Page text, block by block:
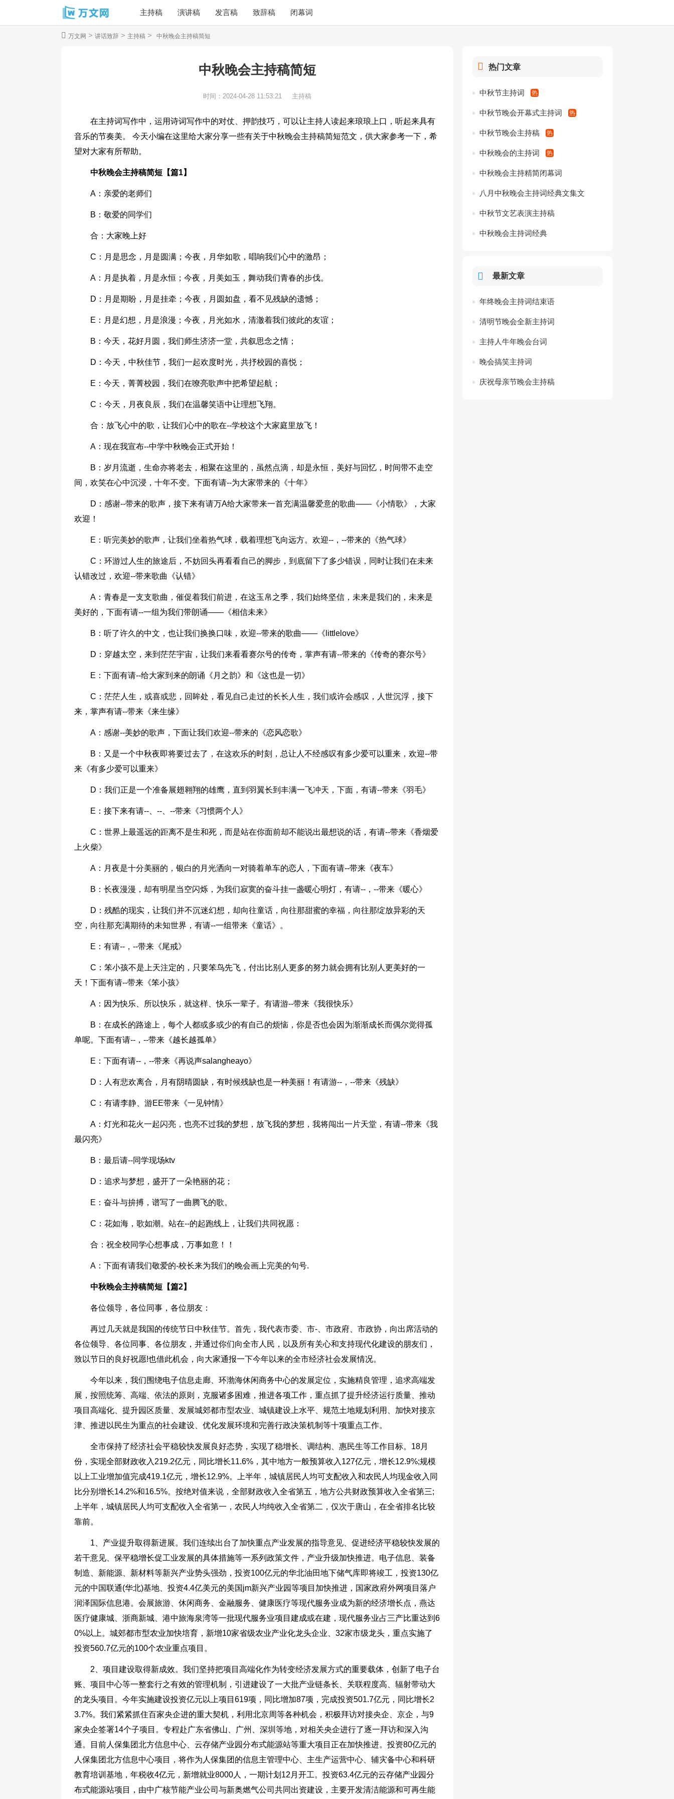
主持稿 演讲稿 发言稿 致辞稿 闭幕词
万文网 > 讲话致辞 > 主持稿 > 中秋晚会主持稿简短
中秋晚会主持稿简短
时间： 2024-04-28 11:53:21 主持稿
在主持词写作中，运用诗词写作中的对仗、押韵技巧，可以让主持人读起来琅琅上口，听起来具有
音乐的节奏美。 今天小编在这里给大家分享一些有关于中秋晚会主持稿简短范文，供大家参考一下，希
望对大家有所帮助。
中秋晚会主持稿简短【篇1】
A：亲爱的老师们
B：敬爱的同学们
合：大家晚上好
C：月是思念，月是圆满；今夜，月华如歌，唱响我们心中的激昂；
A：月是执着，月是永恒；今夜，月美如玉，舞动我们青春的步伐。
D：月是期盼，月是挂牵；今夜，月圆如盘，看不见残缺的遗憾；
E：月是幻想，月是浪漫；今夜，月光如水，清澈着我们彼此的友谊；
B：今天，花好月圆，我们师生济济一堂，共叙思念之情；
D：今天，中秋佳节，我们一起欢度时光，共抒校园的喜悦；
E：今天，菁菁校园，我们在嘹亮歌声中把希望起航；
C：今天，月夜良辰，我们在温馨笑语中让理想飞翔。
合：放飞心中的歌，让我们心中的歌在--学校这个大家庭里放飞！
A：现在我宣布--中学中秋晚会正式开始！
B：岁月流逝，生命亦将老去，相聚在这里的，虽然点滴，却是永恒，美好与回忆，时间带不走空
间，欢笑在心中沉浸，十年不变。下面有请--为大家带来的《十年》
D：感谢--带来的歌声，接下来有请万A给大家带来一首充满温馨爱意的歌曲——《小情歌》，大家
欢迎！
E：听完美妙的歌声，让我们坐着热气球，载着理想飞向远方。欢迎--，--带来的《热气球》
C：环游过人生的旅途后，不妨回头再看看自己的脚步，到底留下了多少错误，同时让我们在未来
认错改过，欢迎--带来歌曲《认错》
A：青春是一支支歌曲，催促着我们前进，在这玉帛之季，我们始终坚信，未来是我们的，未来是
美好的，下面有请--一组为我们带朗诵——《相信未来》
B：听了许久的中文，也让我们换换口味，欢迎--带来的歌曲——《littlelove》
D：穿越太空，来到茫茫宇宙，让我们来看看赛尔号的传奇，掌声有请--带来的《传奇的赛尔号》
E：下面有请--给大家到来的朗诵《月之韵》和《这也是一切》
C：茫茫人生，或喜或悲，回眸处，看见自己走过的长长人生，我们或许会感叹，人世沉浮，接下
来，掌声有请--带来《来生缘》
A：感谢--美妙的歌声，下面让我们欢迎--带来的《恋风恋歌》
B：又是一个中秋夜即将要过去了，在这欢乐的时刻，总让人不经感叹有多少爱可以重来，欢迎--带
来《有多少爱可以重来》
D：我们正是一个准备展翅翱翔的雄鹰，直到羽翼长到丰满一飞冲天，下面，有请--带来《羽毛》
E：接下来有请--、--、--带来《习惯两个人》
C：世界上最遥远的距离不是生和死，而是站在你面前却不能说出最想说的话，有请--带来《香烟爱
上火柴》
A：月夜是十分美丽的，银白的月光洒向一对骑着单车的恋人，下面有请--带来《夜车》
B：长夜漫漫，却有明星当空闪烁，为我们寂寞的奋斗挂一盏暖心明灯，有请--，--带来《暖心》
D：残酷的现实，让我们并不沉迷幻想，却向往童话，向往那甜蜜的幸福，向往那绽放异彩的天
空，向往那充满期待的未知世界，有请--一组带来《童话》。
E：有请--，--带来《尾戒》
C：笨小孩不是上天注定的，只要笨鸟先飞，付出比别人更多的努力就会拥有比别人更美好的一
天！下面有请--带来《笨小孩》
A：因为快乐、所以快乐，就这样、快乐一辈子。有请游--带来《我很快乐》
B：在成长的路途上，每个人都或多或少的有自己的烦恼，你是否也会因为渐渐成长而偶尔觉得孤
单呢。下面有请--，--带来《越长越孤单》
E：下面有请--，--带来《再说声salangheayo》
D：人有悲欢离合，月有阴晴圆缺，有时候残缺也是一种美丽！有请游--，--带来《残缺》
C：有请李静、游EE带来《一见钟情》
A：灯光和花火一起闪亮，也亮不过我的梦想，放飞我的梦想，我将闯出一片天堂，有请--带来《我
最闪亮》
B：最后请--同学现场ktv
D：追求与梦想，盛开了一朵艳丽的花；
E：奋斗与拚搏，谱写了一曲腾飞的歌。
C：花如海，歌如潮。站在--的起跑线上，让我们共同祝愿：
合：祝全校同学心想事成，万事如意！！
A：下面有请我们敬爱的-校长来为我们的晚会画上完美的句号.
中秋晚会主持稿简短【篇2】
各位领导，各位同事，各位朋友：
再过几天就是我国的传统节日中秋佳节。首先，我代表市委、市-、市政府、市政协，向出席活动的
各位领导、各位同事、各位朋友，并通过你们向全市人民，以及所有关心和支持现代化建设的朋友们，
致以节日的良好祝愿!也借此机会，向大家通报一下今年以来的全市经济社会发展情况。
今年以来，我们围绕电子信息走廊、环渤海休闲商务中心的发展定位，实施精良管理，追求高端发
展，按照统筹、高端、依法的原则，克服诸多困难，推进各项工作，重点抓了提升经济运行质量、推动
项目高端化、提升园区质量、发展城郊都市型农业、城镇建设上水平、规范土地规划利用、加快对接京
津、推进以民生为重点的社会建设、优化发展环境和完善行政决策机制等十项重点工作。
全市保持了经济社会平稳较快发展良好态势，实现了稳增长、调结构、惠民生等工作目标。18月
份，实现全部财政收入219.2亿元，同比增长11.6%，其中地方一般预算收入127亿元，增长12.9%;规模
以上工业增加值完成419.1亿元，增长12.9%。上半年，城镇居民人均可支配收入和农民人均现金收入同
比分别增长14.2%和16.5%。按绝对值来说，全部财政收入全省第五，地方公共财政预算收入全省第三;
上半年，城镇居民人均可支配收入全省第一，农民人均纯收入全省第二，仅次于唐山，在全省排名比较
靠前。
1、产业提升取得新进展。我们连续出台了加快重点产业发展的指导意见、促进经济平稳较快发展的
若干意见、保平稳增长促工业发展的具体措施等一系列政策文件，产业升级加快推进。电子信息、装备
制造、新能源、新材料等新兴产业势头强劲，投资100亿元的华北油田地下储气库即将竣工，投资130亿
元的中国联通(华北)基地、投资4.4亿美元的美国jm新兴产业园等项目加快推进，国家政府外网项目落户
润泽国际信息港。会展旅游、休闲商务、金融服务、健康医疗等现代服务业成为新的经济增长点，燕达
医疗健康城、浙商新城、港中旅海泉湾等一批现代服务业项目建成或在建，现代服务业占三产比重达到6
0%以上。城郊都市型农业加快培育，新增10家省级农业产业化龙头企业、32家市级龙头，重点实施了
投资560.7亿元的100个农业重点项目。
2、项目建设取得新成效。我们坚持把项目高端化作为转变经济发展方式的重要载体，创新了电子台
账、项目中心等一整套行之有效的管理机制，引进建设了一大批产业链条长、关联程度高、辐射带动大
的龙头项目。今年实施建设投资亿元以上项目619项，同比增加87项，完成投资501.7亿元，同比增长2
3.7%。我们紧紧抓住百家央企进的重大契机，利用北京周等各种机会，积极拜访对接央企、京企，与9
家央企签署14个子项目。专程赴广东省佛山、广州、深圳等地，对相关央企进行了逐一拜访和深入沟
通。目前人保集团北方信息中心、云存储产业园分布式能源站等重大项目正在加快推进。投资80亿元的
人保集团北方信息中心项目，将作为人保集团的信息主管理中心、主生产运营中心、辅灾备中心和科研
教育培训基地，年税收4亿元，新增就业8000人，一期计划12月开工。投资63.4亿元的云存储产业园分
布式能源站项目，由中广核节能产业公司与新奥燃气公司共同出资建设，主要开发清洁能源和可再生能
热门文章
中秋节主持词
中秋节晚会开幕式主持词
中秋节晚会主持稿
中秋晚会的主持词
中秋晚会主持精简闭幕词
八月中秋晚会主持词经典文集文
案
中秋节文艺表演主持稿
中秋晚会主持词经典
最新文章
年终晚会主持词结束语
清明节晚会全新主持词
主持人牛年晚会台词
晚会搞笑主持词
庆祝母亲节晚会主持稿